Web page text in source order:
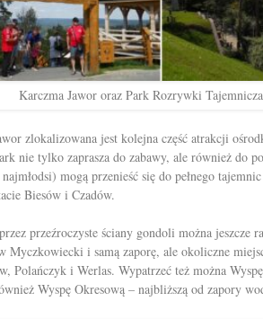
Karczma Jawor oraz Park Rozrywki
zlokalizowana jest kolejna część atrakcji
nie tylko zaprasza do zabawy, ale również do
mogą przenieść się do pełnego
Biesów i Czadów.
przeźroczyste ściany gondoli można jeszcze
Myczkowiecki i samą zaporę, ale okoliczne
Polańczyk i Werlas. Wypatrzeć też można
Wyspę Okresową – najbliższą od zapory